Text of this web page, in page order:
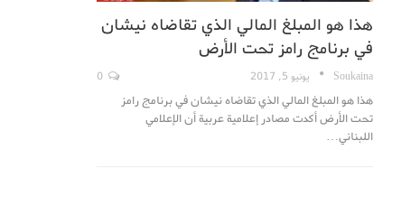
هذا هو المبلغ المالي الذي تقاضاه نيشان
في برنامج رامز تحت الأرض
Soukaina يونيو 5, 2017
هذا هو المبلغ المالي الذي تقاضاه نيشان في برنامج رامز
تحت الأرض أكدت مصادر إعلامية عربية أن الإعلامي
اللبناني…